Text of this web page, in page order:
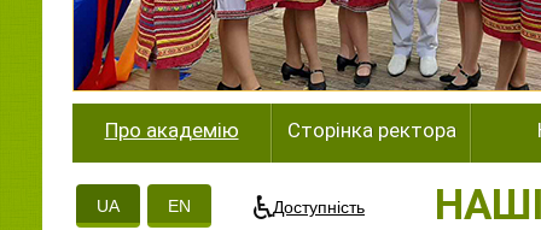
Про академію Сторінка ректора
UA EN Доступність